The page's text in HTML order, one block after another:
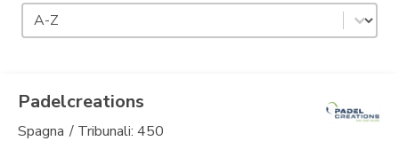
Ordinamento
Ordinamento dei contenuti
Padelcreations
Spagna / Tribunali: 450